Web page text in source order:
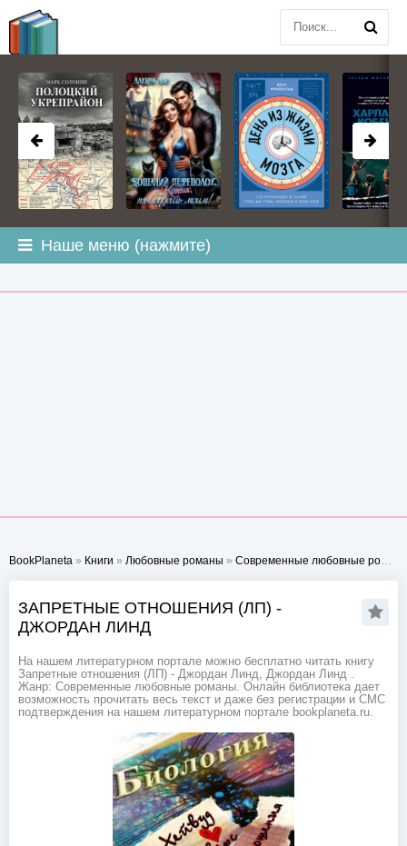
Наше меню (нажмите)
BookPlaneta » Книги » Любовные романы » Современные любовные романы
ЗАПРЕТНЫЕ ОТНОШЕНИЯ (ЛП) -
ДЖОРДАН ЛИНД
На нашем литературном портале можно бесплатно читать книгу
Запретные отношения (ЛП) - Джордан Линд, Джордан Линд .
Жанр: Современные любовные романы. Онлайн библиотека дает
возможность прочитать весь текст и даже без регистрации и СМС
подтверждения на нашем литературном портале bookplaneta.ru.
BOOKPLANETA.COM